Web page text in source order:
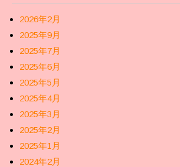
2026年2月
2025年9月
2025年7月
2025年6月
2025年5月
2025年4月
2025年3月
2025年2月
2025年1月
2024年2月